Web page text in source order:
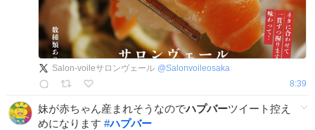
Salon-voileサロンヴェール @Salonvoileosaka
8:39
妹が赤ちゃん産まれそうなのでハプバーツイート控え
めになります #ハプバー